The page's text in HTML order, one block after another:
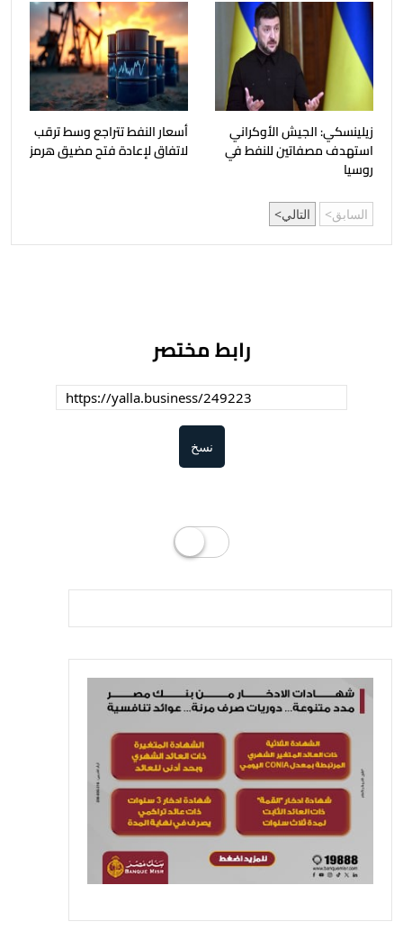
زيلينسكي: الجيش الأوكراني
استهدف مصفاتين للنفط في
روسيا
أسعار النفط تتراجع وسط ترقب
لاتفاق لإعادة فتح مضيق هرمز
السابق التالي
رابط مختصر
نسخ